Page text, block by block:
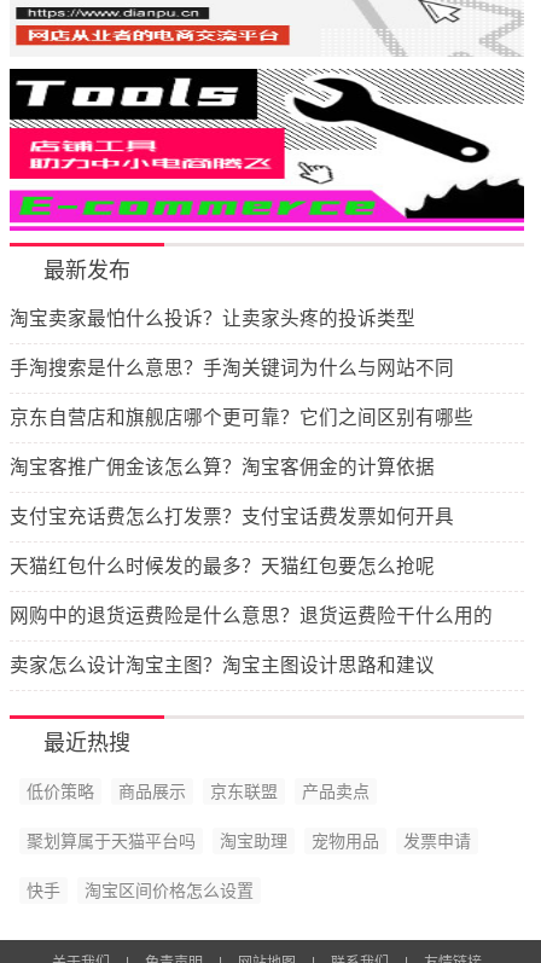
最新发布
淘宝卖家最怕什么投诉？让卖家头疼的投诉类型
手淘搜索是什么意思？手淘关键词为什么与网站不同
京东自营店和旗舰店哪个更可靠？它们之间区别有哪些
淘宝客推广佣金该怎么算？淘宝客佣金的计算依据
支付宝充话费怎么打发票？支付宝话费发票如何开具
天猫红包什么时候发的最多？天猫红包要怎么抢呢
网购中的退货运费险是什么意思？退货运费险干什么用的
卖家怎么设计淘宝主图？淘宝主图设计思路和建议
最近热搜
低价策略 商品展示 京东联盟 产品卖点
聚划算属于天猫平台吗 淘宝助理 宠物用品 发票申请
快手 淘宝区间价格怎么设置